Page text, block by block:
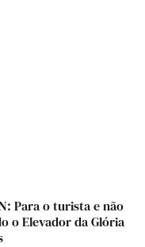
Para o turista e não
o Elevador da Glória